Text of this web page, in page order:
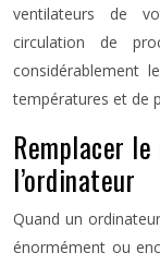
ventilateurs de
circulation de
considérablement
températures et de
Remplacer
l’ordinateur
Quand un
énormément ou